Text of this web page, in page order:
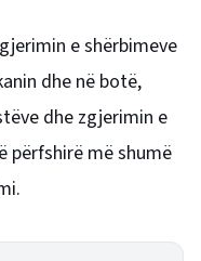
e shërbimeve
dhe në botë,
dhe zgjerimin e
përfshirë më shumë